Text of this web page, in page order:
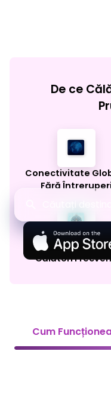
De ce
Conectivitate
Fără
Conceput
Călători
Cum